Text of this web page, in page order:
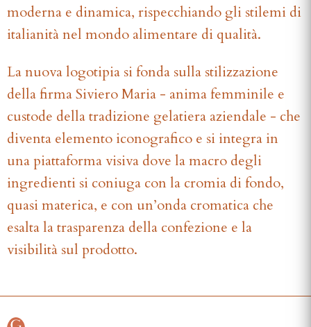
moderna e dinamica, rispecchiando gli stilemi di
italianità nel mondo alimentare di qualità.
La nuova logotipia si fonda sulla stilizzazione
della firma Siviero Maria - anima femminile e
custode della tradizione gelatiera aziendale - che
diventa elemento iconografico e si integra in
una piattaforma visiva dove la macro degli
ingredienti si coniuga con la cromia di fondo,
quasi materica, e con un’onda cromatica che
esalta la trasparenza della confezione e la
visibilità sul prodotto.